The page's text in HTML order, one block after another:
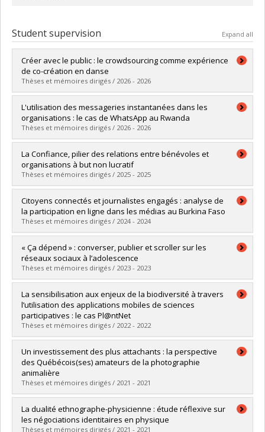
Student supervision Expand all
Créer avec le public : le crowdsourcing comme expérience
de co-création en danse
Thèses et mémoires dirigés / 2026 - 2026
Graduate :Brindos, Chloé
Cycle :Master's
Grade :M.A.
Lien vers le document dans Papyrus
L'utilisation des messageries instantanées dans les
organisations : le cas de WhatsApp au Rwanda
Thèses et mémoires dirigés / 2026 - 2026
Graduate :Mutwa, Marlène
Cycle :Master's
Grade :M. Sc.
Lien vers le document dans Papyrus
La Confiance, pilier des relations entre bénévoles et
organisations à but non lucratif
Thèses et mémoires dirigés / 2025 - 2025
Graduate :Hamdi, Nada
Cycle :Master's
Grade :M. Sc.
Lien vers le document dans Papyrus
Citoyens connectés et journalistes engagés : analyse de
la participation en ligne dans les médias au Burkina Faso
Thèses et mémoires dirigés / 2024 - 2024
Graduate :Paré, Nado Ariane
Cycle :Master's
Grade :M. Sc.
Lien vers le document dans Papyrus
« Ça dépend » : converser, publier et scroller sur les
réseaux sociaux à l’adolescence
Thèses et mémoires dirigés / 2023 - 2023
Graduate :Parent, Emmanuelle
Cycle :Doctoral
Grade :Ph. D.
Lien vers le document dans Papyrus
La sensibilisation aux enjeux de la biodiversité à travers
l’utilisation des applications mobiles de sciences
participatives : le cas Pl@ntNet
Thèses et mémoires dirigés / 2022 - 2022
Graduate :Lizana, Anaïs
Cycle :Master's
Grade :M. Sc.
Lien vers le document dans Papyrus
Un investissement des plus attachants : la perspective
des Québécois(ses) amateurs de la photographie
animalière
Thèses et mémoires dirigés / 2021 - 2021
Graduate :Rochefort, Véronique
Cycle :Master's
Grade :M. Sc.
La dualité ethnographe-physicienne : étude réflexive sur
les négociations identitaires en physique
Thèses et mémoires dirigés / 2021 - 2021